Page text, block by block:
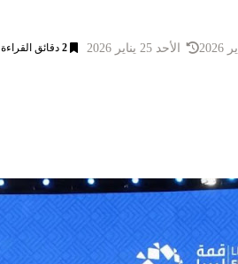
الأحد 25 يناير 2026 2 دقائق القراءة